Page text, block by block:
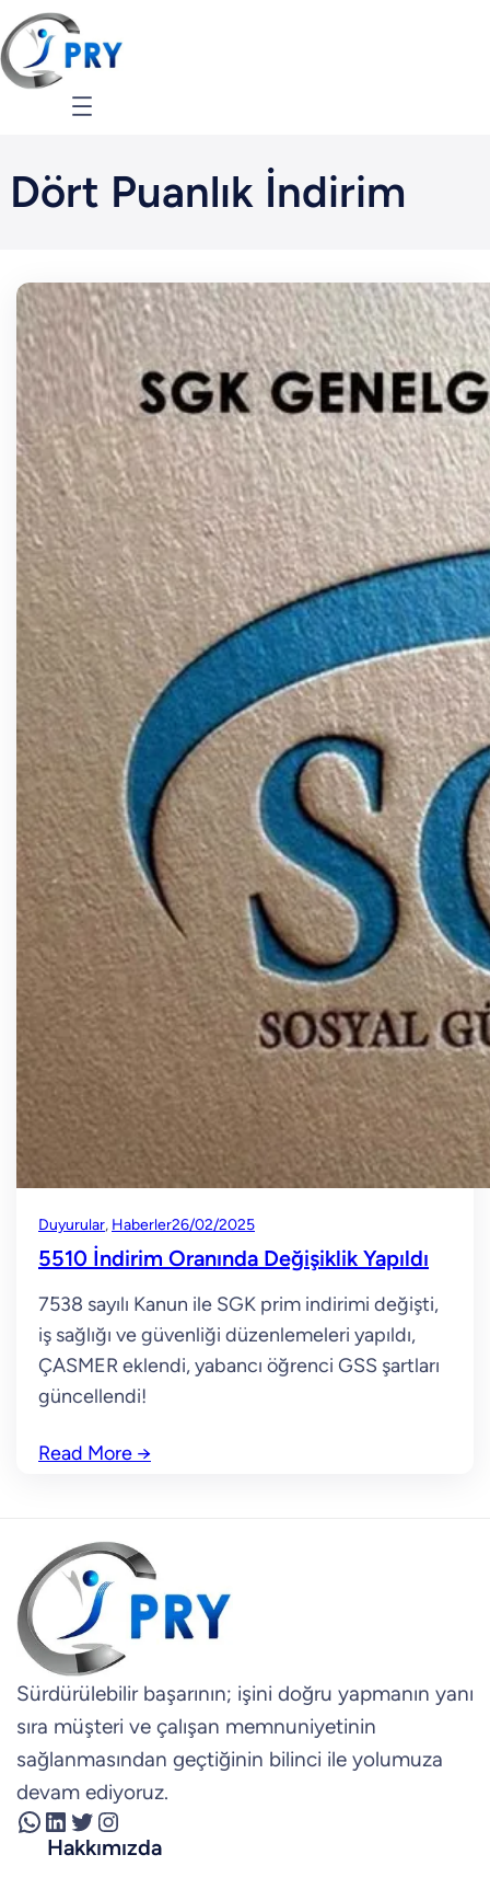
İçeriğe
geç
Dört Puanlık İndirim
Duyurular, Haberler26/02/2025
5510 İndirim Oranında Değişiklik Yapıldı
7538 sayılı Kanun ile SGK prim indirimi değişti,
iş sağlığı ve güvenliği düzenlemeleri yapıldı,
ÇASMER eklendi, yabancı öğrenci GSS şartları
güncellendi!
Read More →
Sürdürülebilir başarının; işini doğru yapmanın yanı
sıra müşteri ve çalışan memnuniyetinin
sağlanmasından geçtiğinin bilinci ile yolumuza
devam ediyoruz.
WhatsApp LinkedIn Twitter Instagram
Hakkımızda